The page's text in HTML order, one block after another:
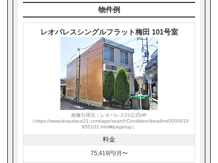
物件例
レオパレスシングルフラット梅田 101号室
画像引用元：レオパレス21公式HP
（https://www.leopalace21.com/app/searchCondition/detail/m/0000019
955101.html#pagetop）
料金
75,419円/月〜